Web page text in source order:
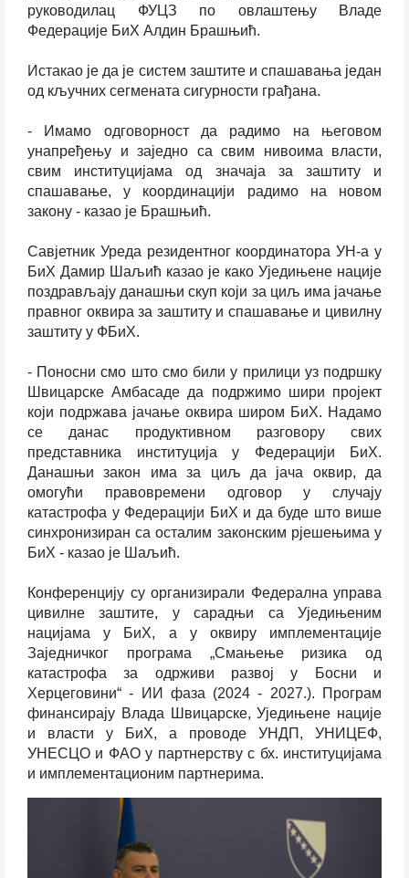
руководилац ФУЦЗ по овлаштењу Владе
Федерације БиХ Алдин Брашњић.
Истакао је да је систем заштите и спашавања један
од кључних сегмената сигурности грађана.
- Имамо одговорност да радимо на његовом
унапређењу и заједно са свим нивоима власти,
свим институцијама од значаја за заштиту и
спашавање, у координацији радимо на новом
закону - казао је Брашњић.
Савјетник Уреда резидентног координатора УН-а у
БиХ Дамир Шаљић казао је како Уједињене нације
поздрављају данашњи скуп који за циљ има јачање
правног оквира за заштиту и спашавање и цивилну
заштиту у ФБиХ.
- Поносни смо што смо били у прилици уз подршку
Швицарске Амбасаде да подржимо шири пројект
који подржава јачање оквира широм БиХ. Надамо
се данас продуктивном разговору свих
представника институција у Федерацији БиХ.
Данашњи закон има за циљ да јача оквир, да
омогући правовремени одговор у случају
катастрофа у Федерацији БиХ и да буде што више
синхронизиран са осталим законским рјешењима у
БиХ - казао је Шаљић.
Конференцију су организирали Федерална управа
цивилне заштите, у сарадњи са Уједињеним
нацијама у БиХ, а у оквиру имплементације
Заједничког програма „Смањење ризика од
катастрофа за одрживи развој у Босни и
Херцеговини“ - ИИ фаза (2024 - 2027.). Програм
финансирају Влада Швицарске, Уједињене нације
и власти у БиХ, а проводе УНДП, УНИЦЕФ,
УНЕСЦО и ФАО у партнерству с бх. институцијама
и имплементационим партнерима.